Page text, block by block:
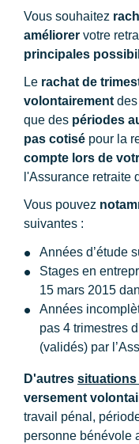
Vous souhaitez
améliorer votre
principales
Le rachat de
volontairement des
que des périodes
pas cotisé pour la
compte lors de
l'Assurance retraite
Vous pouvez
suivantes :
Années d’étude
Stages en
15 mars 2015
Années
pas 4 trimestres
(validés) par
D'autres situations
versement
travail pénal,
personne bénévole